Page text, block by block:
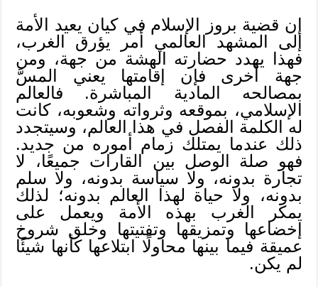
إن قضية بروز الإسلام في كيان يعيد الأمة
إلى المشهد العالمي أمر يؤرق الغرب،
فهذا يهدد حضارته الهشة من جهة، ومن
جهة أخرى فإن إقامتها يعني المسَّ
بمصالحه المادية المباشرة. فالعالم
الإسلامي، بموقعه وثرواته وشعوبه، كانت
له الكلمة الفصل في هذا العالم، وسيتجدد
ذلك عندما يمتلك زمام أموره من جديد.
فهو صلة الوصل بين القارات جميعًا، لا
تجارة بدونه، ولا سياسة بدونه، ولا سلم
بدونه، ولا حياة لهذا العالم بدونه؛ لذلك
يمكر الغرب بهذه الأمة ويعمل على
إخضاعها وتمزيقها وتفتيتها وخلق شروخ
عميقة فيما بينها محاولًا ابتلاعها كأنها شيئًا
لم يكن.